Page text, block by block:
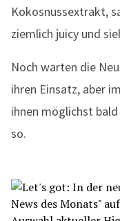
Kokosnussextrakt,
ziemlich juicy und
Noch warten die
ihren Einsatz, aber
ihnen möglichst
so.